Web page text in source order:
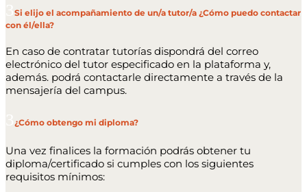
Si elijo el acompañamiento de un/a tutor/a ¿Cómo puedo contactar
con él/ella?
En caso de contratar tutorías dispondrá del correo
electrónico del tutor especificado en la plataforma y,
además. podrá contactarle directamente a través de la
mensajería del campus.
¿Cómo obtengo mi diploma?
Una vez finalices la formación podrás obtener tu
diploma/certificado si cumples con los siguientes
requisitos mínimos: